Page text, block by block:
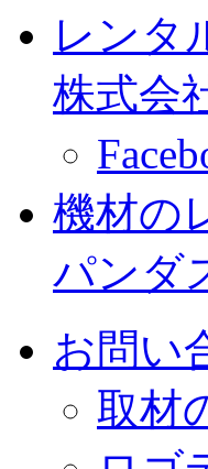
レンタ
株式会
機材の
パンダ
お問い
取材